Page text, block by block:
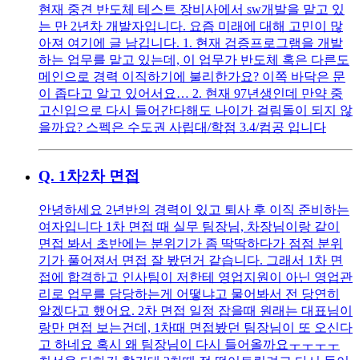
현재 중견 반도체 테스트 장비사에서 sw개발을 맡고 있
는 만 2년차 개발자입니다. 요즘 미래에 대해 고민이 많
아져 여기에 글 남깁니다. 1. 현재 검증프로그램을 개발
하는 업무를 맡고 있는데, 이 업무가 반도체 혹은 다른도
메인으로 경력 이직하기에 불리한가요? 이쪽 바닥은 문
이 좁다고 알고 있어서요… 2. 현재 97년생인데 만약 중
고신입으로 다시 들어간다해도 나이가 걸림돌이 되지 않
을까요? 스펙은 수도권 사립대/학점 3.4/컴공 입니다
Q. 1차2차 면접
안녕하세요 2년반의 경력이 있고 퇴사 후 이직 준비하는
여자입니다 1차 면접 때 실무 팀장님, 차장님이랑 같이
면접 봐서 초반에는 분위기가 좀 딱딱하다가 점점 분위
기가 풀어져서 면접 잘 봤던거 같습니다. 그래서 1차 면
접에 합격하고 인사팀이 저한테 영업지원이 아닌 영업관
리로 업무를 담당하는게 어떻냐고 물어봐서 전 당연히
알겠다고 했어요. 2차 면접 일정 잡을때 원래는 대표님이
랑만 면접 보는건데, 1차때 면접봤던 팀장님이 또 오신다
고 하네요 혹시 왜 팀장님이 다시 들어올까요ㅜㅜㅜㅜ